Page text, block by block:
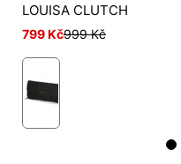
LOUISA CLUTCH
799 Kč999 Kč